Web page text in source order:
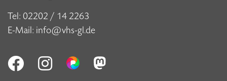
Tel: 02202 / 14 2263
E-Mail: info@vhs-gl.de